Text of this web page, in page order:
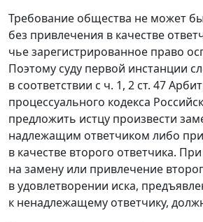
Требование общества не может
без привлечения в качестве
чье зарегистрированное право
Поэтому суду первой инстанции
в соответствии с ч. 1, 2 ст. 47
процессуального кодекса
предложить истцу произвести
надлежащим ответчиком либо
в качестве второго ответчика.
на замену или привлечение
в удовлетворении иска,
к ненадлежащему ответчику,